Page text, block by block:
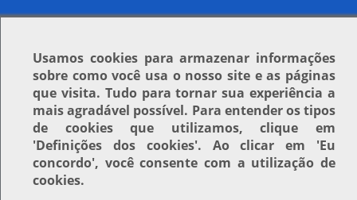
Usamos cookiespara armazenar informações
sobre como você usa o nosso site e as páginas
que visita. Tudo para tornar sua experiência a
mais agradável possível. Para entender os tipos
de cookies que utilizamos, clique em
'Definições dos cookies'. Ao clicar em 'Eu
concordo', você consente com a utilização de
cookies.